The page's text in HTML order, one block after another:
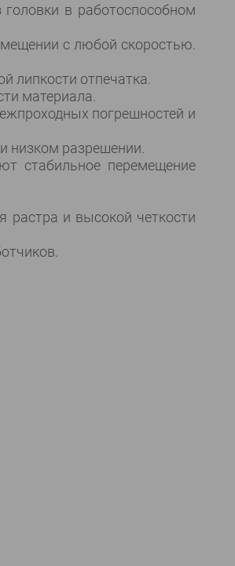
в работоспособном
с любой скоростью.
липкости отпечатка.
материала.
погрешностей и
низком разрешении.
стабильное перемещение
растра и высокой четкости